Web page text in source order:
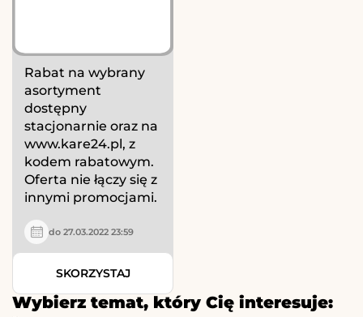
Wybierz temat, który Cię interesuje:
Rabat na wybrany
asortyment
dostępny
stacjonarnie oraz na
www.kare24.pl, z
kodem rabatowym.
Oferta nie łączy się z
innymi promocjami.
do 27.03.2022 23:59
SKORZYSTAJ